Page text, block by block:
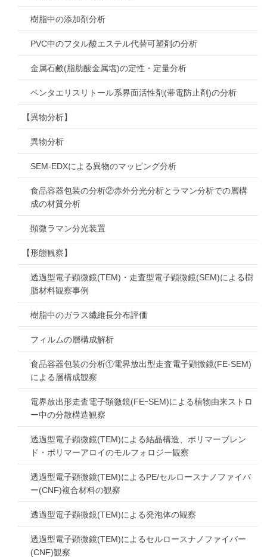
樹脂中の添加剤分析
PVC中のフタル酸エステル代替可塑剤の分析
金属石鹸(脂肪酸金属塩)の定性・定量分析
ペンタエリスリトール系界面活性剤(帯電防止剤)の分析
【異物分析】
異物分析
SEM-EDXによる異物のマッピング分析
食品容器包装の分析②赤外分光分析とラマン分析での層構
成の材質分析
顕微ラマン分光装置
【形態観察】
透過型電子顕微鏡(TEM)・走査型電子顕微鏡(SEM)による樹
脂材料観察事例
樹脂中のガラス繊維長分布評価
フィルムの層構成解析
食品容器包装の分析①電界放出型走査電子顕微鏡(FE-SEM)
による層構成観察
電界放出形走査電子顕微鏡(FEｰSEM)による植物由来ストロ
ー中の分散構造観察
透過型電子顕微鏡(TEM)による結晶構造、ポリマーブレン
ド・ポリマーアロイのモルフォロジー観察
透過型電子顕微鏡(TEM)によるPE/セルロースナノファイバ
ー(CNF)複合材料の観察
透過型電子顕微鏡(TEM)による発泡体の観察
透過型電子顕微鏡(TEM)によるセルロースナノファイバー
(CNF)観察